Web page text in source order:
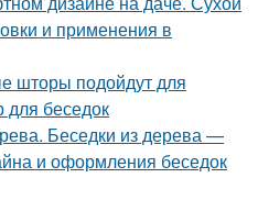
и применения в
шторы подойдут для
для беседок
Беседки из дерева —
и оформления беседок